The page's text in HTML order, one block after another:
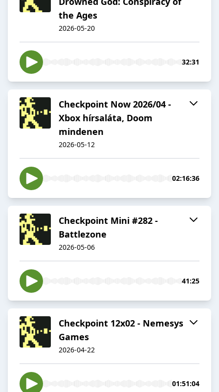
the Ages
2026-05-20
32:31
Checkpoint Now 2026/04 -
Xbox hírsaláta, Doom
mindenen
2026-05-12
02:16:36
Checkpoint Mini #282 -
Battlezone
2026-05-06
41:25
Checkpoint 12x02 - Nemesys
Games
2026-04-22
01:51:04